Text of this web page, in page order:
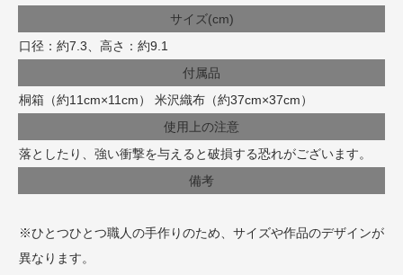
サイズ(cm)
口径：約7.3、高さ：約9.1
付属品
桐箱（約11cm×11cm） 米沢織布（約37cm×37cm）
使用上の注意
落としたり、強い衝撃を与えると破損する恐れがございます。
備考
※ひとつひとつ職人の手作りのため、サイズや作品のデザインが
異なります。